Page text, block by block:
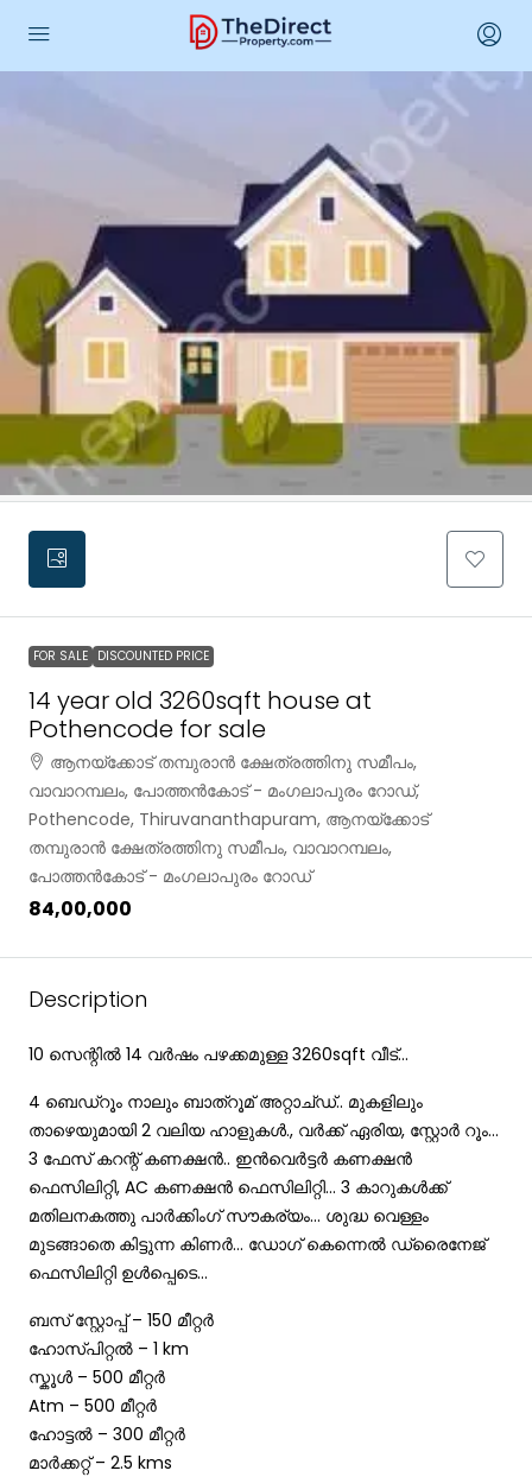
FOR SALE DISCOUNTED PRICE
14 year old 3260sqft house at
Pothencode for sale
ആനയ്ക്കോട് തമ്പുരാൻ ക്ഷേത്രത്തിനു സമീപം,
വാവാറമ്പലം, പോത്തൻകോട് - മംഗലാപുരം റോഡ്,
Pothencode, Thiruvananthapuram, ആനയ്ക്കോട്
തമ്പുരാൻ ക്ഷേത്രത്തിനു സമീപം, വാവാറമ്പലം,
പോത്തൻകോട് - മംഗലാപുരം റോഡ്
₹84,00,000
Description
10 സെന്റിൽ 14 വർഷം പഴക്കമുള്ള 3260sqft വീട്…
4 ബെഡ്‌റൂം നാലും ബാത്‌റൂമ് അറ്റാച്ഡ്.. മുകളിലും
താഴെയുമായി 2 വലിയ ഹാളുകൾ., വർക്ക്‌ ഏരിയ, സ്റ്റോർ റൂം…
3 ഫേസ് കറന്റ്‌ കണക്ഷൻ.. ഇൻവെർട്ടർ കണക്ഷൻ
ഫെസിലിറ്റി, AC കണക്ഷൻ ഫെസിലിറ്റി… 3 കാറുകൾക്ക്
മതിലനകത്തു പാർക്കിംഗ് സൗകര്യം… ശുദ്ധ വെള്ളം
മുടങ്ങാതെ കിട്ടുന്ന കിണർ… ഡോഗ് കെന്നെൽ ഡ്രൈനേജ്
ഫെസിലിറ്റി ഉൾപ്പെടെ…
ബസ് സ്റ്റോപ്പ്‌ – 150 മീറ്റർ
ഹോസ്പിറ്റൽ – 1 km
സ്കൂൾ – 500 മീറ്റർ
Atm – 500 മീറ്റർ
ഹോട്ടൽ – 300 മീറ്റർ
മാർക്കറ്റ് – 2.5 kms